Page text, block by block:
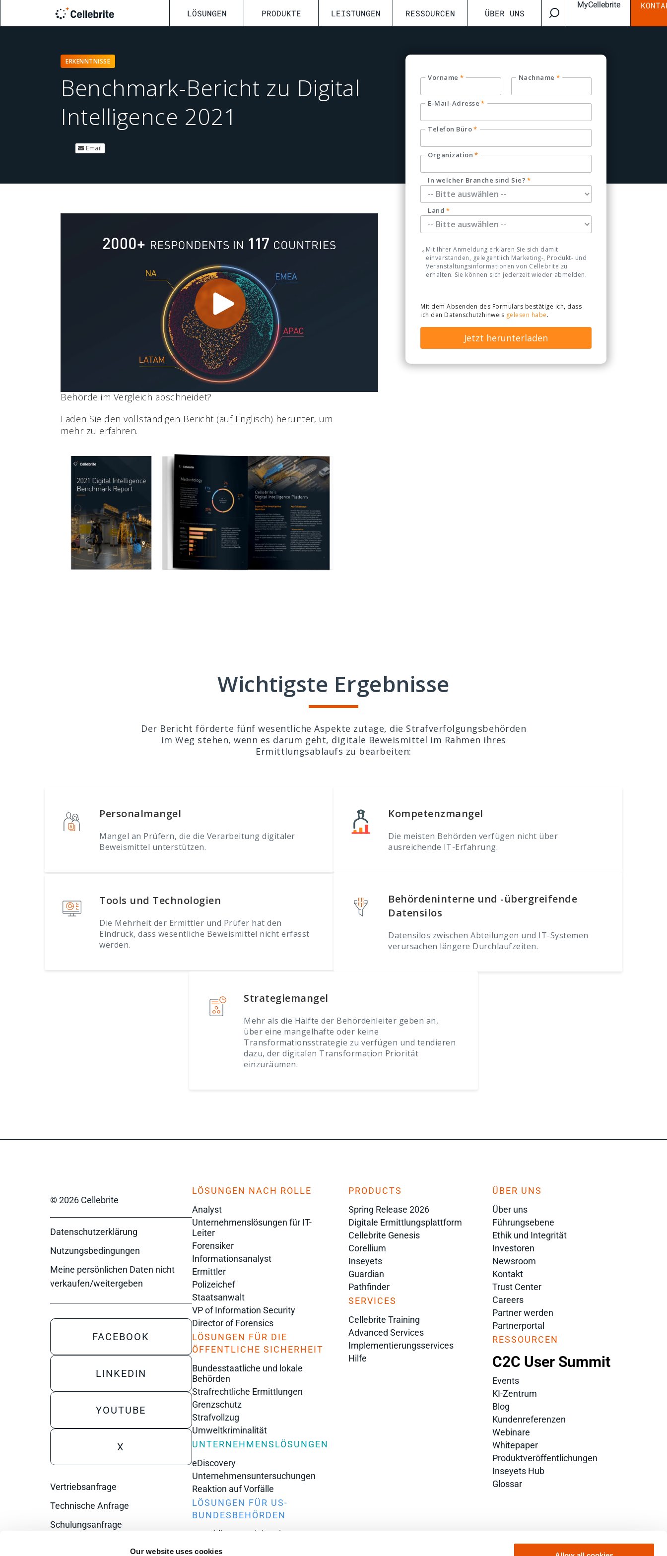
Our website uses cookies
LÖSUNGEN PRODUKTE LEISTUNGEN RESSOURCEN ÜBER UNS
MyCellebrite
ERKENNTNISSE
Benchmark-Bericht zu Digital
Intelligence 2021
Email
Vorname * Nachname *
E-Mail-Adresse *
Telefon Büro*
Organization *
In welcher Branche sind Sie? *
Land *
Mit Ihrer Anmeldung erklären Sie sich damit
einverstanden, gelegentlich Marketing-, Produkt- und
Veranstaltungsinformationen von Cellebrite zu
erhalten. Sie können sich jederzeit wieder abmelden.
Mit dem Absenden des Formulars bestätige ich, dass
ich den Datenschutzhinweis gelesen habe.
Trends erkundet, die neue Maßstäbe bei Strafverfolgung, Militär
globale Pandemie hat die Welt gezwungen, sich noch schneller
an ein neues digitales Zeitalter anzupassen. Selbiges galt für die
Polizeiarbeit und die Ermittlungsteams.
Mit 2.000 Antworten von Strafverfolgungsbediensteten aus 117
verschiedenen Ländern wird im Bericht 2021 beleuchtet, wie
Agenturen Strategien für die digitale Transformation umsetzen,
um in einer von unzähligen digitalen Beweismitteln geprägten Zeit
bestehen zu können.
Sie möchten erfahren, wie die digitale Transformation Ihrer
Behörde im Vergleich abschneidet?
Laden Sie den vollständigen Bericht (auf Englisch) herunter, um
mehr zu erfahren.
Wichtigste Ergebnisse
Der Bericht förderte fünf wesentliche Aspekte zutage, die Strafverfolgungsbehörden
im Weg stehen, wenn es darum geht, digitale Beweismittel im Rahmen ihres
Ermittlungsablaufs zu bearbeiten:
Personalmangel
Mangel an Prüfern, die die Verarbeitung digitaler
Beweismittel unterstützen.
Kompetenzmangel
Die meisten Behörden verfügen nicht über
ausreichende IT-Erfahrung.
Tools und Technologien
Die Mehrheit der Ermittler und Prüfer hat den
Eindruck, dass wesentliche Beweismittel nicht erfasst
werden.
Behördeninterne und -übergreifende
Datensilos
Datensilos zwischen Abteilungen und IT-Systemen
verursachen längere Durchlaufzeiten.
Strategiemangel
Mehr als die Hälfte der Behördenleiter geben an,
über eine mangelhafte oder keine
Transformationsstrategie zu verfügen und tendieren
dazu, der digitalen Transformation Priorität
einzuräumen.
© 2026 Cellebrite
Datenschutzerklärung
Nutzungsbedingungen
Meine persönlichen Daten nicht
verkaufen/weitergeben
FACEBOOK
LINKEDIN
YOUTUBE
X
Vertriebsanfrage
Technische Anfrage
Schulungsanfrage
LÖSUNGEN NACH ROLLE
Analyst
Unternehmenslösungen für IT-
Leiter
Forensiker
Informationsanalyst
Ermittler
Polizeichef
Staatsanwalt
VP of Information Security
Director of Forensics
LÖSUNGEN FÜR DIE
ÖFFENTLICHE SICHERHEIT
Bundesstaatliche und lokale
Behörden
Strafrechtliche Ermittlungen
Grenzschutz
Strafvollzug
Umweltkriminalität
UNTERNEHMENSLÖSUNGEN
eDiscovery
Unternehmensuntersuchungen
Reaktion auf Vorfälle
LÖSUNGEN FÜR US-
BUNDESBEHÖRDEN
Verteidigungsministerium
Zivile Behörden
PRODUCTS
Spring Release 2026
Digitale Ermittlungsplattform
Cellebrite Genesis
Corellium
Inseyets
Guardian
Pathfinder
SERVICES
Cellebrite Training
Advanced Services
Implementierungsservices
Hilfe
ÜBER UNS
Über uns
Führungsebene
Ethik und Integrität
Investoren
Newsroom
Kontakt
Trust Center
Careers
Partner werden
Partnerportal
RESSOURCEN
C2C User Summit
Events
KI-Zentrum
Blog
Kundenreferenzen
Webinare
Whitepaper
Produktveröffentlichungen
Inseyets Hub
Glossar